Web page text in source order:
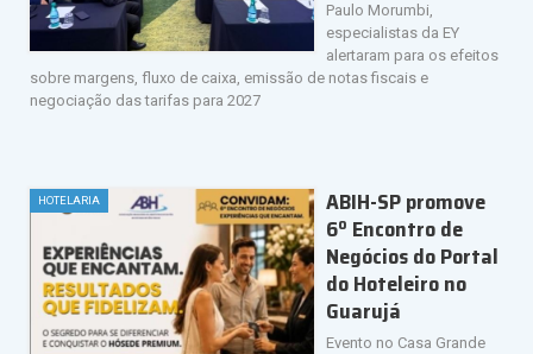
Paulo Morumbi,
especialistas da EY
alertaram para os efeitos
sobre margens, fluxo de caixa, emissão de notas fiscais e
negociação das tarifas para 2027
HOTELARIA
ABIH-SP promove
6º Encontro de
Negócios do Portal
do Hoteleiro no
Guarujá
Evento no Casa Grande